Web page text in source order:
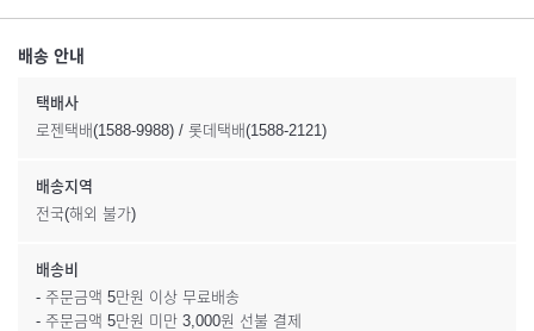
배송 안내
택배사
로젠택배(1588-9988) / 롯데택배(1588-2121)
배송지역
전국(해외 불가)
배송비
- 주문금액 5만원 이상 무료배송
- 주문금액 5만원 미만 3,000원 선불 결제